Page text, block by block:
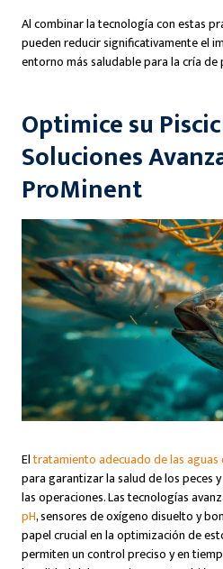
Al combinar la tecnología con estas
pueden reducir significativamente el
entorno más saludable para la cría de
Optimice su
Soluciones
ProMinent
Eltratamiento adecuado de las aguas
para garantizar la salud de los peces
las operaciones. Las tecnologías
pH, sensores de oxígeno disuelto y
papel crucial en la optimización de
permiten un control preciso y en